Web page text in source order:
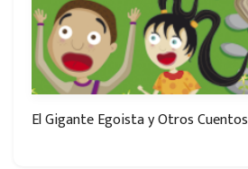
El Gigante Egoista y Otros Cuentos